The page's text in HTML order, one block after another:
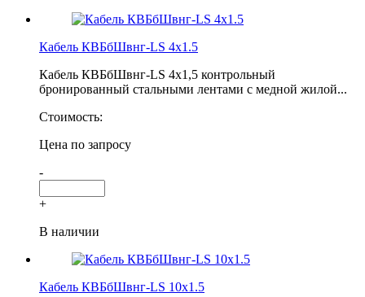
Кабель КВБбШвнг-LS 4х1.5
Кабель КВБбШвнг-LS 4х1,5 контрольный
бронированный стальными лентами с медной жилой...
Стоимость:
Цена по запросу
-
+
В наличии
Кабель КВБбШвнг-LS 10х1.5